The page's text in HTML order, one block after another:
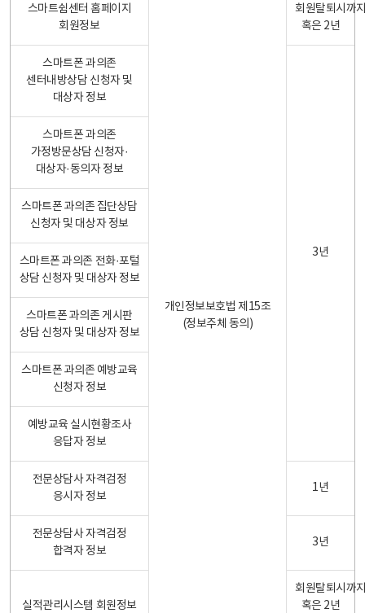
스마트쉼센터 홈페이지
회원정보
개인정보보호법 제15조
(정보주체 동의)
회원탈퇴시까
혹은 2년
스마트폰 과의존
센터내방상담 신청자 및
대상자 정보
3년
스마트폰 과의존
가정방문상담 신청자·
대상자·동의자 정보
스마트폰 과의존 집단상담
신청자 및 대상자 정보
스마트폰 과의존 전화·포털
상담 신청자 및 대상자 정보
스마트폰 과의존 게시판
상담 신청자 및 대상자 정보
스마트폰 과의존 예방교육
신청자 정보
예방교육 실시현황조사
응답자 정보
전문상담사 자격검정
응시자 정보
1년
전문상담사 자격검정
합격자 정보
3년
실적관리시스템 회원정보
회원탈퇴시까
혹은 2년